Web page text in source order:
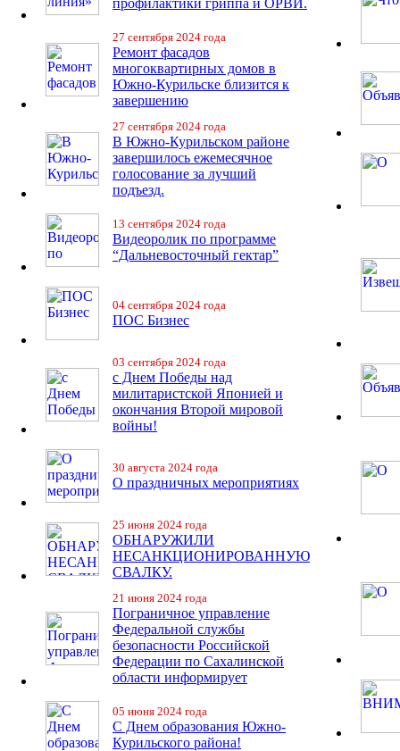
профилактики гриппа и ОРВИ.
27 сентября 2024 года
Ремонт фасадов
многоквартирных домов в
Южно-Курильске близится к
завершению
27 сентября 2024 года
В Южно-Курильском районе
завершилось ежемесячное
голосование за лучший
подъезд.
13 сентября 2024 года
Видеоролик по программе
“Дальневосточный гектар”
04 сентября 2024 года
ПОС Бизнес
03 сентября 2024 года
с Днем Победы над
милитаристской Японией и
окончания Второй мировой
войны!
30 августа 2024 года
О праздничных мероприятиях
25 июня 2024 года
ОБНАРУЖИЛИ
НЕСАНКЦИОНИРОВАННУЮ
СВАЛКУ.
21 июня 2024 года
Пограничное управление
Федеральной службы
безопасности Российской
Федерации по Сахалинской
области информирует
05 июня 2024 года
С Днем образования Южно-
Курильского района!